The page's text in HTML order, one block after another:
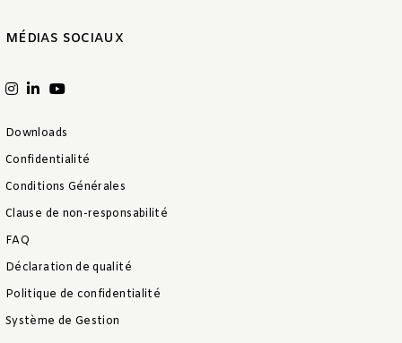
MÉDIAS SOCIAUX
Downloads
Confidentialité
Conditions Générales
Clause de non-responsabilité
FAQ
Déclaration de qualité
Politique de confidentialité
Système de Gestion